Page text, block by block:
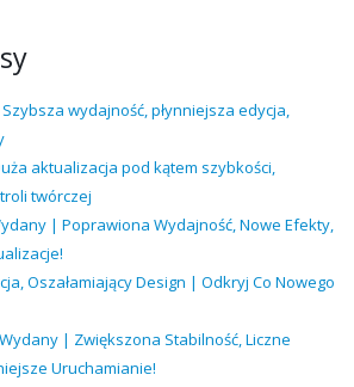
wydajność, płynniejsza edycja,
aktualizacja pod kątem szybkości,
twórczej
| Poprawiona Wydajność, Nowe Efekty,
Oszałamiający Design | Odkryj Co Nowego
| Zwiększona Stabilność, Liczne
Uruchamianie!